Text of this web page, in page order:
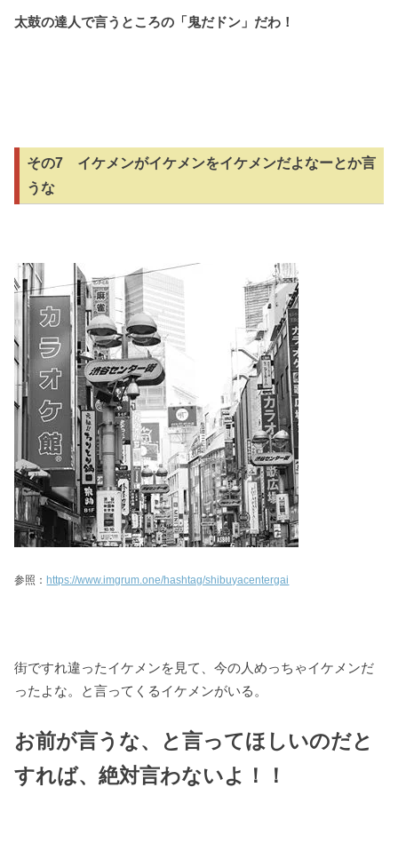
太鼓の達人で言うところの「鬼だドン」だわ！
その7 イケメンがイケメンをイケメンだよなーとか言
うな
参照：https://www.imgrum.one/hashtag/shibuyacentergai
街ですれ違ったイケメンを見て、今の人めっちゃイケメンだ
ったよな。と言ってくるイケメンがいる。
お前が言うな、と言ってほしいのだと
すれば、絶対言わないよ！！